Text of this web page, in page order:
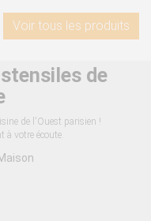
Voir tous les produits
de
de l'Ouest parisien !
à votre écoute.